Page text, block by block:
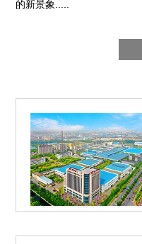
的新景象.....